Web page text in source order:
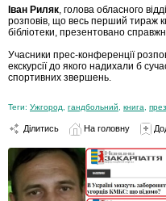
Іван Риляк , голова обласного
розповів, що весь перший тираж
бібліотеки, презентовано
Учасники прес-конференції
екскурсії до якого надихали б
спортивних звершень.
Теги: Ужгород гандбольний книга
Ділитись На головну